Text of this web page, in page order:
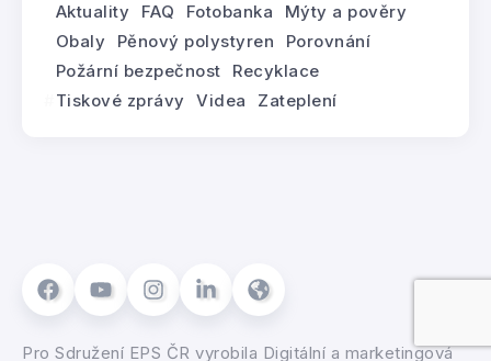
Aktuality FAQ Fotobanka
Mýty a pověry
Obaly
Pěnový polystyren
Porovnání
Požární bezpečnost
Recyklace
Tiskové zprávy
Videa Zateplení
Pro Sdružení EPS ČR vyrobila Digitální a marketingová